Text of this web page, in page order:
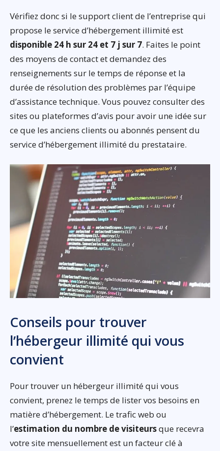
Vérifiez donc si le support client de l’entreprise qui
propose le service d’hébergement illimité est
disponible 24 h sur 24 et 7 j sur 7. Faites le point
des moyens de contact et demandez des
renseignements sur le temps de réponse et la
durée de résolution des problèmes par l’équipe
d’assistance technique. Vous pouvez consulter des
sites ou plateformes d’avis pour avoir une idée sur
ce que les anciens clients ou abonnés pensent du
service d’hébergement illimité du prestataire.
Conseils pour trouver
l’hébergeur illimité qui vous
convient
Pour trouver un hébergeur illimité qui vous
convient, prenez le temps de lister vos besoins en
matière d’hébergement. Le trafic web ou
l’estimation du nombre de visiteursque recevra
votre site mensuellement est un facteur clé à